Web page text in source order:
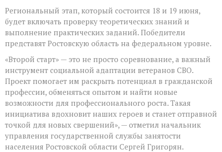
Региональный этап, который состоится 18 и 19 июня,
будет включать проверку теоретических знаний и
выполнение практических заданий. Победители
представят Ростовскую область на федеральном уровне.
«Второй старт» — это не просто соревнование, а важный
инструмент социальной адаптации ветеранов СВО.
Проект помогает им раскрыть потенциал в гражданской
профессии, обменяться опытом и найти новые
возможности для профессионального роста. Такая
инициатива вдохновит наших героев и станет отправной
точкой для новых свершений», — отметил начальник
управления государственной службы занятости
населения Ростовской области Сергей Григорян.